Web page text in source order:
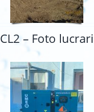
CL2 – Foto lucrari